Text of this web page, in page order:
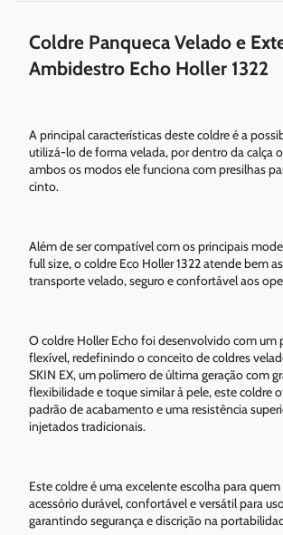
Coldre Panqueca Velado e
Ambidestro Echo Holler 1322
A principal características deste coldre é a
utilizá-lo de forma velada, por dentro da calça
ambos os modos ele funciona com presilhas
cinto.
Além de ser compatível com os principais
full size, o coldre Eco Holler 1322 atende bem
transporte velado, seguro e confortável aos
O coldre Holler Echo foi desenvolvido com um
flexível, redefinindo o conceito de coldres
SKIN EX, um polímero de última geração com
flexibilidade e toque similar à pele, este coldre
padrão de acabamento e uma resistência
injetados tradicionais.
Este coldre é uma excelente escolha para
acessório durável, confortável e versátil para
garantindo segurança e discrição na